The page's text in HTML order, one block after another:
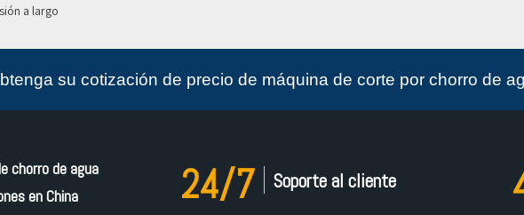
a largo
su cotización de precio de máquina de corte por chorro de
chorro de agua
en China
24/7 Soporte al cliente